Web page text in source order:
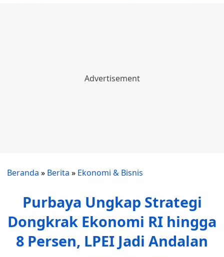
Beranda » Berita » Ekonomi & Bisnis
Purbaya Ungkap Strategi
Dongkrak Ekonomi RI hingga
8 Persen, LPEI Jadi Andalan